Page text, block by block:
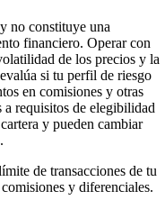
no constituye una
financiero. Operar con
de los precios y la
si tu perfil de riesgo
en comisiones y otras
a requisitos de elegibilidad
y pueden cambiar
de transacciones de tu
y diferenciales.